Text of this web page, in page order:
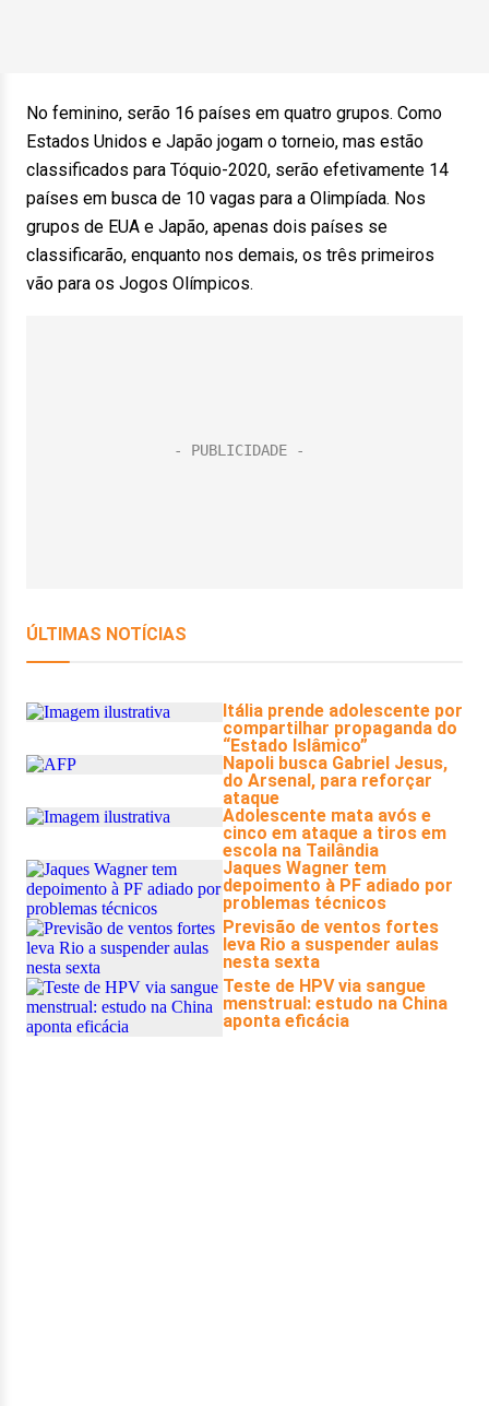
No feminino, serão 16 países em quatro grupos. Como
Estados Unidos e Japão jogam o torneio, mas estão
classificados para Tóquio-2020, serão efetivamente 14
países em busca de 10 vagas para a Olimpíada. Nos
grupos de EUA e Japão, apenas dois países se
classificarão, enquanto nos demais, os três primeiros
vão para os Jogos Olímpicos.